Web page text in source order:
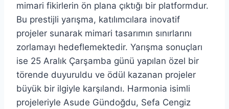
mimari fikirlerin ön plana çıktığı bir platformdur.
Bu prestijli yarışma, katılımcılara inovatif
projeler sunarak mimari tasarımın sınırlarını
zorlamayı hedeflemektedir. Yarışma sonuçları
ise 25 Aralık Çarşamba günü yapılan özel bir
törende duyuruldu ve ödül kazanan projeler
büyük bir ilgiyle karşılandı. Harmonia isimli
projeleriyle Asude Gündoğdu, Sefa Cengiz